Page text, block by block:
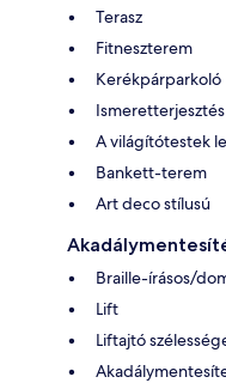
Terasz
Fitneszterem
Kerékpárparkoló
A világítótestek
Bankett-terem
Art deco stílusú
Braille-írásos/
Lift
Liftajtó